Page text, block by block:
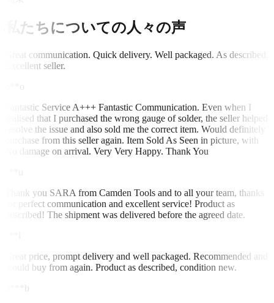
私たちについての人々の声
Great communication. Quick delivery. Well packaged. As described.
Excellent seller.
o**o
Fantastic Service A+++ Fantastic Communication. Even when I
realised that I purchased the wrong gauge of solder, the seller helped
resolve the issue and also sold me the correct item. Would definitely
purchase from this seller again. Item Sold As Seen in picture, with
No damage on arrival. Very Very Happy. Thank You
Thank you SARA from Camden Tools and to all your team, thanks
for perfect communication and excellent service! Product as
described! The shipment was delivered before the agreed date.
Great price, prompt delivery and well packaged. Recommended and
would buy from again. Product as described, condition new.
u***b